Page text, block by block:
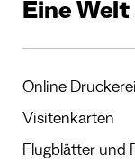
Eine
Online Druckerei
Visitenkarten
Flugblätter und